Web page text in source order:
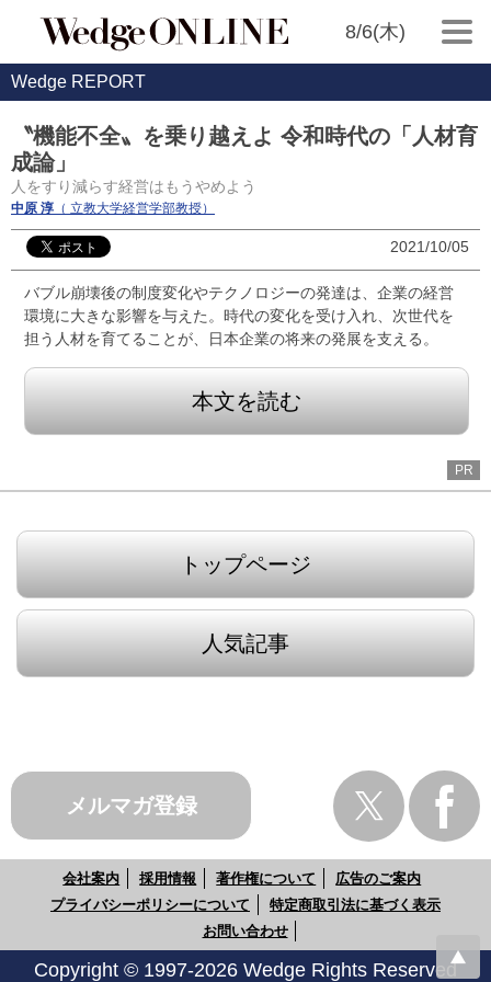
8/6(木)
Wedge REPORT
〝機能不全〟を乗り越えよ 令和時代の「人材育
成論」
人をすり減らす経営はもうやめよう
中原 淳 （ 立教大学経営学部教授）
2021/10/05
バブル崩壊後の制度変化やテクノロジーの発達は、企業の経営
環境に大きな影響を与えた。時代の変化を受け入れ、次世代を
担う人材を育てることが、日本企業の将来の発展を支える。
本文を読む
PR
トップページ
人気記事
メルマガ登録
会社案内 採用情報 著作権について
広告のご案内
プライバシーポリシーについて
特定商取引法に基づく表示
お問い合わせ
Copyright © 1997-2026 Wedge Rights Reserved